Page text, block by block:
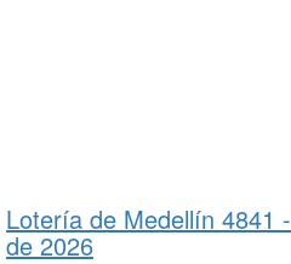
Lotería de Medellín 4841 -
de 2026